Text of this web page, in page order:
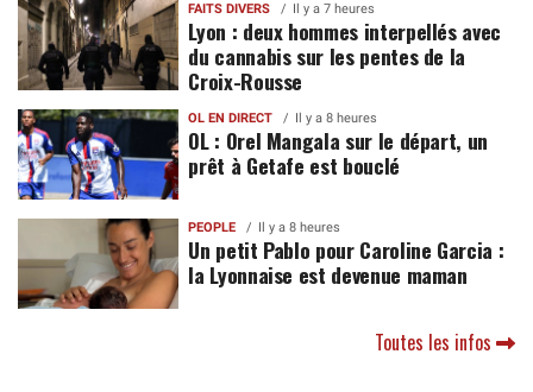
FAITS DIVERS Il y a 7 heures
Lyon : deux hommes interpellés avec
du cannabis sur les pentes de la
Croix-Rousse
OL EN DIRECT Il y a 8 heures
OL : Orel Mangala sur le départ, un
prêt à Getafe est bouclé
PEOPLE Il y a 8 heures
Un petit Pablo pour Caroline Garcia :
la Lyonnaise est devenue maman
Toutes les infos